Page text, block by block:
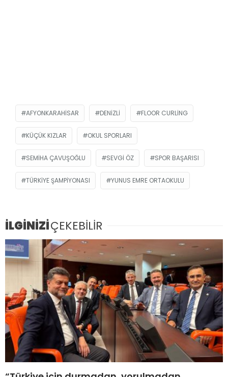
AFYONKARAHISAR DENIZLI FLOOR CURLING
KÜÇÜK KIZLAR OKUL SPORLARI
SEMIHA ÇAVUŞOĞLU SEVGI ÖZ SPOR BAŞARISI
TÜRKIYE ŞAMPIYONASI YUNUS EMRE ORTAOKULU
İLGİNİZİÇEKEBİLİR